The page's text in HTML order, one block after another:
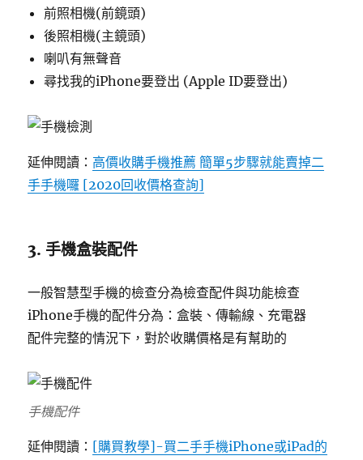
前照相機(前鏡頭)
後照相機(主鏡頭)
喇叭有無聲音
尋找我的iPhone要登出 (Apple ID要登出)
延伸閱讀： 高價收購手機推薦 簡單5步驟就能賣掉二
手手機囉 [2020回收價格查詢]
3. 手機盒裝配件
一般智慧型手機的檢查分為檢查配件與功能檢查
iPhone手機的配件分為：盒裝、傳輸線、充電器
配件完整的情況下，對於收購價格是有幫助的
手機配件
延伸閱讀： [購買教學]-買二手手機iPhone或iPad的